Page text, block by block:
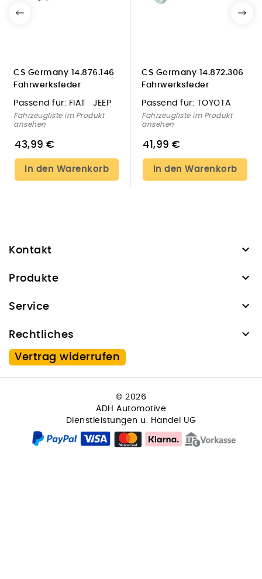
CS Germany 14.876.146
Fahrwerksfeder
Vorderachse
Passend für: FIAT · JEEP
Fahrzeugliste im Produkt
ansehen
43,99 €
In den Warenkorb
CS Germany 14.872.306
Fahrwerksfeder
Vorderachse für TOYOTA
Passend für: TOYOTA
Fahrzeugliste im Produkt
ansehen
41,99 €
In den Warenkorb
Kontakt 
Produkte 
Service 
Rechtliches 
Vertrag widerrufen
© 2026
ADH Automotive
Dienstleistungen u. Handel UG